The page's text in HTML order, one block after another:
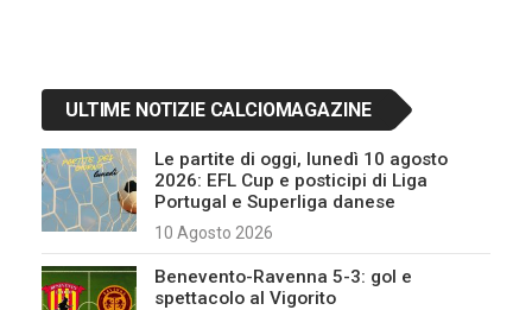
ULTIME NOTIZIE CALCIOMAGAZINE
Le partite di oggi, lunedì 10 agosto
2026: EFL Cup e posticipi di Liga
Portugal e Superliga danese
10 Agosto 2026
Benevento-Ravenna 5-3: gol e
spettacolo al Vigorito